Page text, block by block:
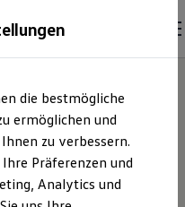
die bestmögliche
ermöglichen und
zu verbessern.
Präferenzen und
Analytics und